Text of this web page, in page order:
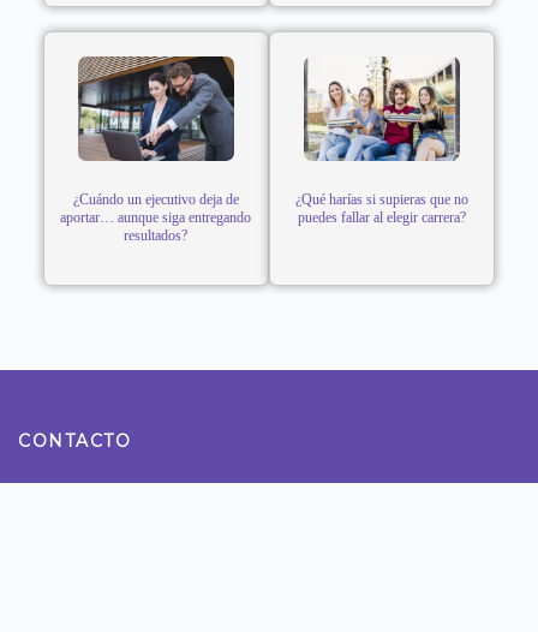
¿Cuándo un ejecutivo deja de
aportar… aunque siga entregando
resultados?
¿Qué harías si supieras que no
puedes fallar al elegir carrera?
CONTACTO